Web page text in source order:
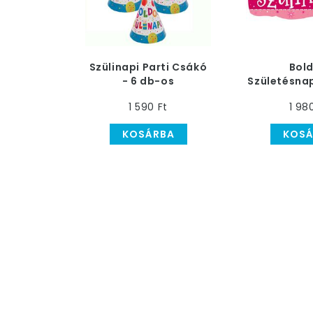
Szülinapi Parti Csákó
- 6 db-os
1 590 Ft
KOSÁRBA
1